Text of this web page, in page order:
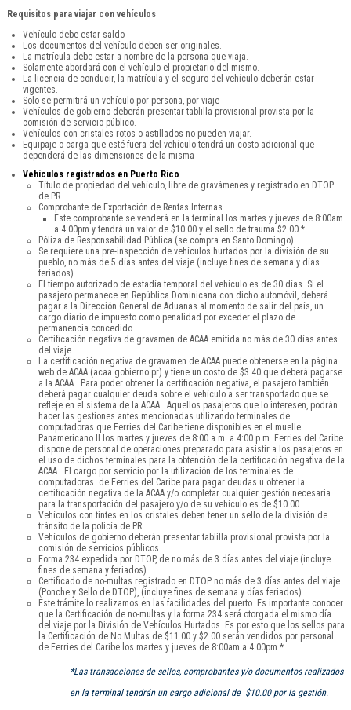
Requisitos para viajar con vehículos
Vehículo debe estar saldo
Los documentos del vehículo deben ser originales.
La matrícula debe estar a nombre de la persona que viaja.
Solamente abordará con el vehículo el propietario del mismo.
La licencia de conducir, la matrícula y el seguro del vehículo deberán estar
vigentes.
Solo se permitirá un vehículo por persona, por viaje
Vehículos de gobierno deberán presentar tablilla provisional provista por la
comisión de servicio público.
Vehículos con cristales rotos o astillados no pueden viajar.
Equipaje o carga que esté fuera del vehículo tendrá un costo adicional que
dependerá de las dimensiones de la misma
Vehículos registrados en Puerto Rico
Título de propiedad del vehículo, libre de gravámenes y registrado en DTOP
de PR.
Comprobante de Exportación de Rentas Internas.
Este comprobante se venderá en la terminal los martes y jueves de 8:00am
a 4:00pm y tendrá un valor de $10.00 y el sello de trauma $2.00.*
Póliza de Responsabilidad Pública (se compra en Santo Domingo).
Se requiere una pre-inspección de vehículos hurtados por la división de su
pueblo, no más de 5 días antes del viaje (incluye fines de semana y días
feriados).
El tiempo autorizado de estadía temporal del vehículo es de 30 días. Si el
pasajero permanece en República Dominicana con dicho automóvil, deberá
pagar a la Dirección General de Aduanas al momento de salir del país, un
cargo diario de impuesto como penalidad por exceder el plazo de
permanencia concedido.
Certificación negativa de gravamen de ACAA emitida no más de 30 días antes
del viaje.
La certificación negativa de gravamen de ACAA puede obtenerse en la página
web de ACAA (acaa.gobierno.pr) y tiene un costo de $3.40 que deberá pagarse
a la ACAA. Para poder obtener la certificación negativa, el pasajero también
deberá pagar cualquier deuda sobre el vehículo a ser transportado que se
refleje en el sistema de la ACAA. Aquellos pasajeros que lo interesen, podrán
hacer las gestiones antes mencionadas utilizando terminales de
computadoras que Ferries del Caribe tiene disponibles en el muelle
Panamericano II los martes y jueves de 8:00 a.m. a 4:00 p.m. Ferries del Caribe
dispone de personal de operaciones preparado para asistir a los pasajeros en
el uso de dichos terminales para la obtención de la certificación negativa de la
ACAA. El cargo por servicio por la utilización de los terminales de
computadoras de Ferries del Caribe para pagar deudas u obtener la
certificación negativa de la ACAA y/o completar cualquier gestión necesaria
para la transportación del pasajero y/o de su vehículo es de $10.00.
Vehículos con tintes en los cristales deben tener un sello de la división de
tránsito de la policía de PR.
Vehículos de gobierno deberán presentar tablilla provisional provista por la
comisión de servicios públicos.
Forma 234 expedida por DTOP, de no más de 3 días antes del viaje (incluye
fines de semana y feriados).
Certificado de no-multas registrado en DTOP no más de 3 días antes del viaje
(Ponche y Sello de DTOP), (incluye fines de semana y días feriados).
Este trámite lo realizamos en las facilidades del puerto. Es importante conocer
que la Certificación de no-multas y la forma 234 será otorgada el mismo día
del viaje por la División de Vehículos Hurtados. Es por esto que los sellos para
la Certificación de No Multas de $11.00 y $2.00 serán vendidos por personal
de Ferries del Caribe los martes y jueves de 8:00am a 4:00pm.*
*Las transacciones de sellos, comprobantes y/o documentos realizados
en la terminal tendrán un cargo adicional de $10.00 por la gestión.